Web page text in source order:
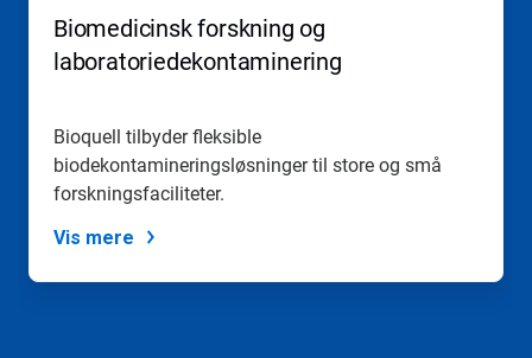
navigere,
knapperne.
Biomedicinsk forskning og
laboratoriedekontaminering
Bioquell tilbyder fleksible
biodekontamineringsløsninger til store og små
forskningsfaciliteter.
Vis mere